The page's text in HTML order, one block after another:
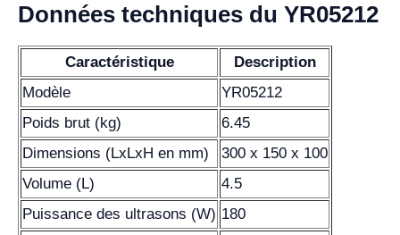
Données techniques du YR05212
Caractéristique
Description
Modèle
YR05212
Poids brut (kg)
6.45
Dimensions (LxLxH en mm)
300 x 150 x 100
Volume (L)
4.5
Puissance des ultrasons (W) 180